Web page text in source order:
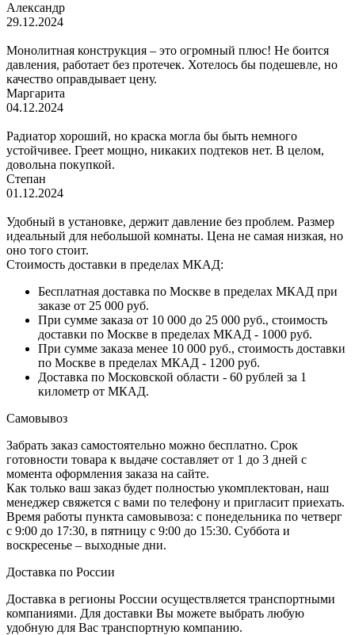
Александр
29.12.2024
Монолитная конструкция – это огромный плюс! Не боится
давления, работает без протечек. Хотелось бы подешевле, но
качество оправдывает цену.
Маргарита
04.12.2024
Радиатор хороший, но краска могла бы быть немного
устойчивее. Греет мощно, никаких подтеков нет. В целом,
довольна покупкой.
Степан
01.12.2024
Удобный в установке, держит давление без проблем. Размер
идеальный для небольшой комнаты. Цена не самая низкая, но
оно того стоит.
Стоимость доставки в пределах МКАД:
Бесплатная доставка по Москве в пределах МКАД при
заказе от 25 000 руб.
При сумме заказа от 10 000 до 25 000 руб., стоимость
доставки по Москве в пределах МКАД - 1000 руб.
При сумме заказа менее 10 000 руб., стоимость доставки
по Москве в пределах МКАД - 1200 руб.
Доставка по Московской области - 60 рублей за 1
километр от МКАД.
Самовывоз
Забрать заказ самостоятельно можно бесплатно. Срок
готовности товара к выдаче составляет от 1 до 3 дней с
момента оформления заказа на сайте.
Как только ваш заказ будет полностью укомплектован, наш
менеджер свяжется с вами по телефону и пригласит приехать.
Время работы пункта самовывоза: с понедельника по четверг
с 9:00 до 17:30, в пятницу с 9:00 до 15:30. Суббота и
воскресенье – выходные дни.
Доставка по России
Доставка в регионы России осуществляется транспортными
компаниями. Для доставки Вы можете выбрать любую
удобную для Вас транспортную компанию.